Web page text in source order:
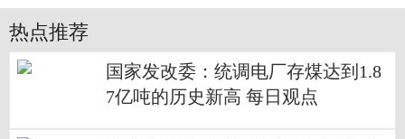
热点推荐
国家发改委：统调电厂存煤达到1.8
7亿吨的历史新高 每日观点